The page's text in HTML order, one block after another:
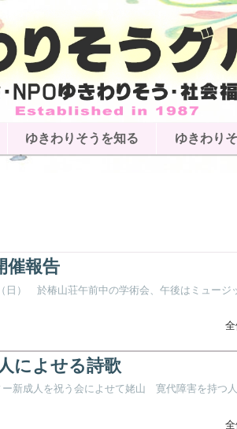
ゆきわりそうを知る ゆきわり
催報告
日） 於椿山荘午前中の学術会、午後はミュージ
によせる詩歌
新成人を祝う会によせて姥山 寛代障害を持つ人